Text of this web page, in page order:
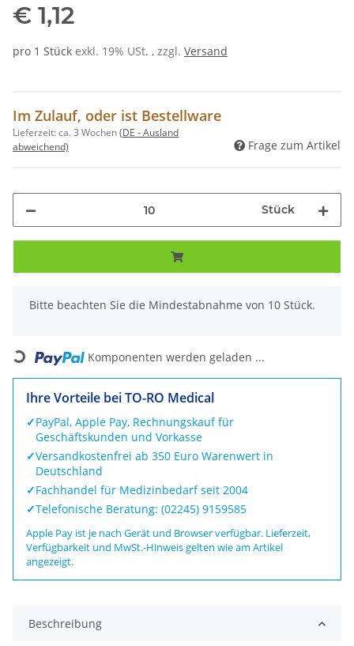
€ 1,12
pro 1 Stück exkl. 19% USt. , zzgl. Versand
Im Zulauf, oder ist Bestellware
Lieferzeit:ca. 3 Wochen(DE - Ausland
abweichend)
Frage zum Artikel
Stück
x
Bitte beachten Sie die Mindestabnahme von 10 Stück.
Loading... Komponenten werden geladen ...
Ihre Vorteile bei TO-RO Medical
✓PayPal, Apple Pay, Rechnungskauf für
Geschäftskunden und Vorkasse
✓Versandkostenfrei ab 350 Euro Warenwert in
Deutschland
✓Fachhandel für Medizinbedarf seit 2004
✓Telefonische Beratung: (02245) 9159585
Apple Pay ist je nach Gerät und Browser verfügbar. Lieferzeit,
Verfügbarkeit und MwSt.-Hinweis gelten wie am Artikel
angezeigt.
Beschreibung